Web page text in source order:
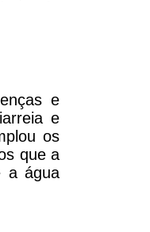
e
e
os
que a
a água